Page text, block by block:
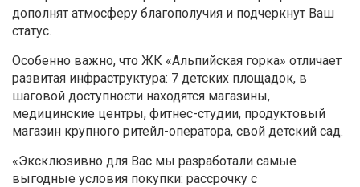
дополнят атмосферу благополучия и подчеркнут Ваш
статус.
Особенно важно, что ЖК «Альпийская горка» отличает
развитая инфраструктура: 7 детских площадок, в
шаговой доступности находятся магазины,
медицинские центры, фитнес-студии, продуктовый
магазин крупного ритейл-оператора, свой детский сад.
«Эксклюзивно для Вас мы разработали самые
выгодные условия покупки: рассрочку с